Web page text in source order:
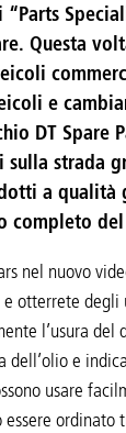
Questa
e
DT Spare
strada
a qualità
completo
nel nuovo
otterrete
l’usura
dell’olio e
usare
ordinato